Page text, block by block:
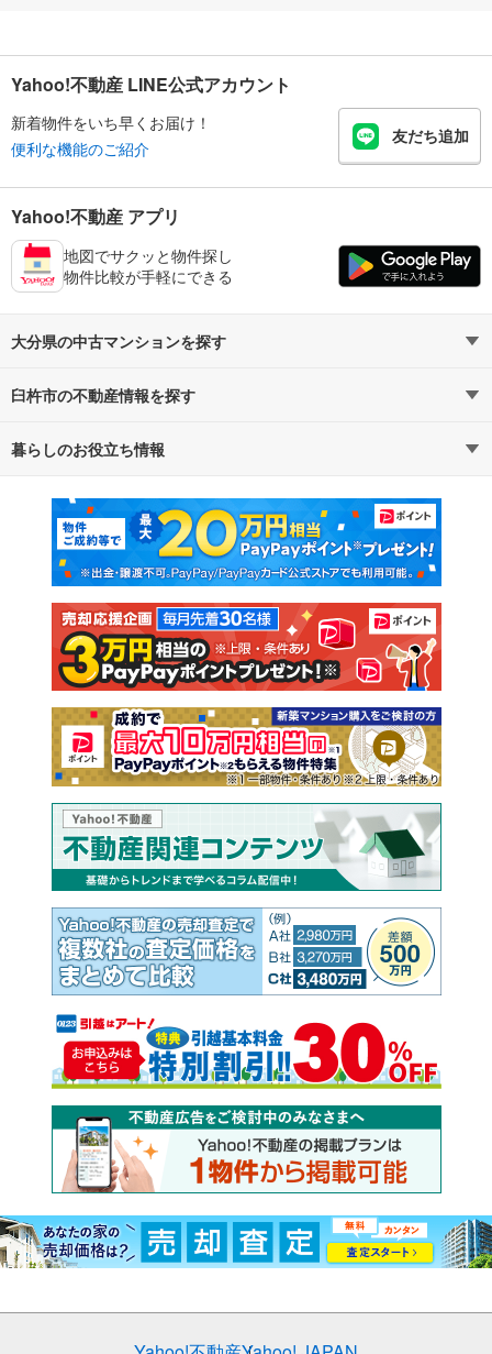
Yahoo!不動産 LINE公式アカウント
新着物件をいち早くお届け！
便利な機能のご紹介
友だち追加
Yahoo!不動産 アプリ
地図でサクッと物件探し
物件比較が手軽にできる
大分県の中古マンションを探す
路線・駅から探す
通勤・通学時間から探す
臼杵市の不動産情報を探す
不動産・住宅
新築マンション 中古マンション
新築一戸建て 中古一戸建て
注文住宅 土地
売却査定
暮らしのお役立ち情報
マンションカタログ 教えて！住まいの先生